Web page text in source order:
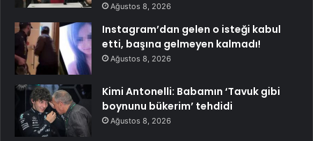
Ağustos 8, 2026
Instagram’dan gelen o isteği kabul
etti, başına gelmeyen kalmadı!
Ağustos 8, 2026
Kimi Antonelli: Babamın ‘Tavuk gibi
boynunu bükerim’ tehdidi
Ağustos 8, 2026